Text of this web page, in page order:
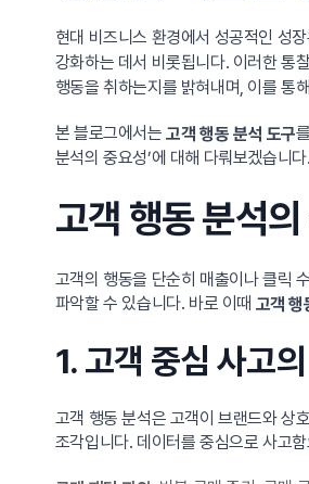
현대 비즈니스 환경에서 성공적인 성
강화하는 데서 비롯됩니다. 이러한 통
행동을 취하는지를 밝혀내며, 이를 통
본 블로그에서는고객 행동 분석 도구
분석의 중요성’에 대해 다뤄보겠습니다.
고객 행동 분석
고객의 행동을 단순히 매출이나 클릭
파악할 수 있습니다. 바로 이때 고객 행
1. 고객 중심 사고
고객 행동 분석은 고객이 브랜드와 상
조각입니다. 데이터를 중심으로 사고